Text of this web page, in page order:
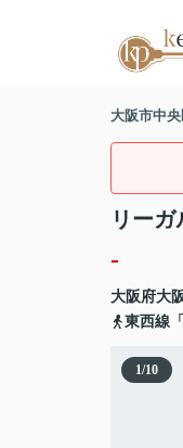
大阪市中
リー
-
大阪府大
東西線
1/10